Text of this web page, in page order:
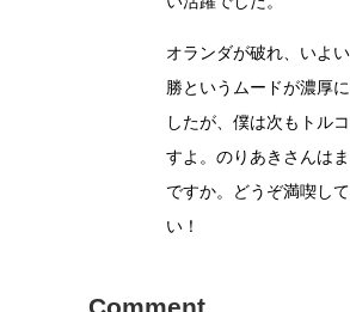
オランダが破れ、いよ
勝というムードが濃厚
したが、僕は次もトル
すよ。のりあきさんは
ですか。どうぞ満喫し
い！